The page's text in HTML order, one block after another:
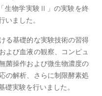
生物学実験Ⅱ」の実験を終
いました。
る基礎的な実験技術の習得
よび血液の観察、コンピュ
菌操作および微生物濃度の
の解析、さらに制限酵素処
礎実験を行いました。